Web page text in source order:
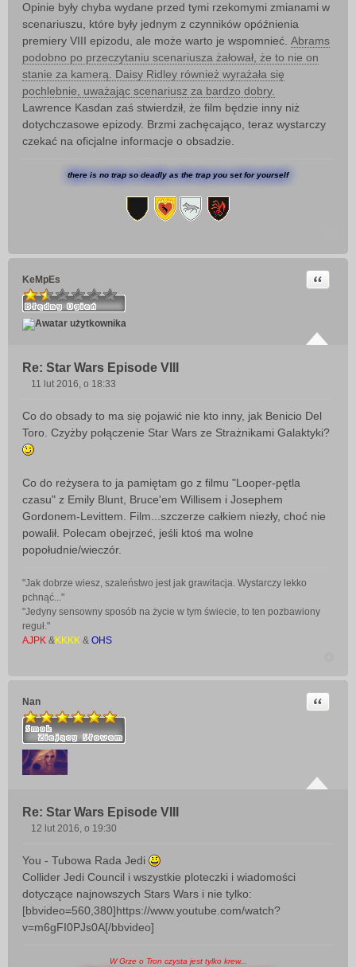
Opinie były chyba wydane przed tymi rzekomymi zmianami w
scenariuszu, które były jednym z czynników opóźnienia
premiery VIII epizodu, ale może warto je wspomnieć. Abrams
podobno po przeczytaniu scenariusza żałował, że to nie on
stanie za kamerą. Daisy Ridley również wyrażała się
pochlebnie, uważając scenariusz za bardzo dobry.
Lawrence Kasdan zaś stwierdził, że film będzie inny niż
dotychczasowe epizody. Brzmi zachęcająco, teraz wystarczy
czekać na oficjalne informacje o obsadzie.
there is no trap so deadly as the trap you set for yourself
KeMpEs
Re: Star Wars Episode VIII
Cytuj
s
t
11 lut 2016, o 18:33
Co do obsady to ma się pojawić nie kto inny, jak Benicio Del
Toro. Czyżby połączenie Star Wars ze Strażnikami Galaktyki?
Co do reżysera to ja pamiętam go z filmu "Looper-pętla
czasu" z Emily Blunt, Bruce'em Willisem i Josephem
Gordonem-Levittem. Film...szczerze całkiem niezły, choć nie
powalił. Polecam obejrzeć, jeśli ktoś ma wolne
popołudnie/wieczór.
"Jak dobrze wiesz, szaleństwo jest jak grawitacja. Wystarczy lekko
pchnąć..."
"Jedyny sensowny sposób na życie w tym świecie, to ten pozbawiony
reguł."
AJPK &KKKK & OHS
Nan
Re: Star Wars Episode VIII
Cytuj
s
t
12 lut 2016, o 19:30
You - Tubowa Rada Jedi
Collider Jedi Council i wszystkie ploteczki i wiadomości
dotyczące najnowszych Stars Wars i nie tylko:
[bbvideo=560,380]https://www.youtube.com/watch?
v=m6gFI0PJs0A[/bbvideo]
W Grze o Tron czysta jest tylko krew...